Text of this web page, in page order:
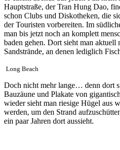
Hauptstraße, der Tran Hung Dao,
schon Clubs und Diskotheken, die
der Touristen vorbereiten. Im
man bis jetzt noch an komplett
baden gehen. Dort sieht man aktuell
Sandstrände, an denen lediglich
Long Beach
Doch nicht mehr lange… denn dort
Bauzäune und Plakate von
wieder sieht man riesige Hügel aus
werden, um den Strand
ein paar Jahren dort aussieht.